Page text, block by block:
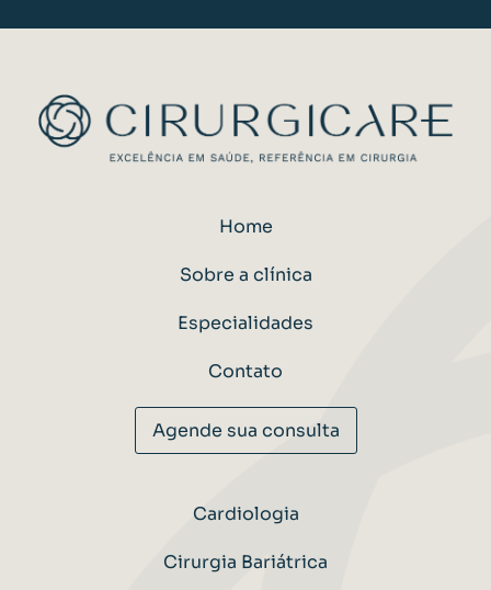
Home
Sobre a clínica
Especialidades
Contato
Agende sua consulta
Cardiologia
Cirurgia Bariátrica